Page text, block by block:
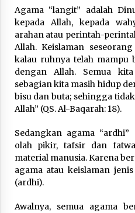
Agama “langit” adalah
kepada Allah, kepada
arahan atau perintah-
Allah. Keislaman
kalau ruhnya telah mampu
dengan Allah. Semua
sebagian kita masih hidup
bisu dan buta; sehingga
Allah” (QS. Al-Baqarah: 18).
Sedangkan agama
olah pikir, tafsir dan
material manusia. Karena
agama atau keislaman
(ardhi).
Awalnya, semua agama